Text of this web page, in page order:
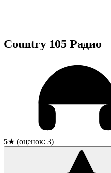
Country 105 Радио
5★ (оценок: 3)